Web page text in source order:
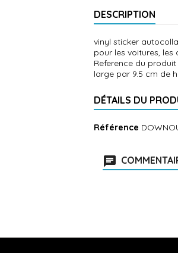
DESCRIPTION
vinyl sticker
pour les voitures, les
Reference du
large par 9.5 cm de
DÉTAILS DU
Référence